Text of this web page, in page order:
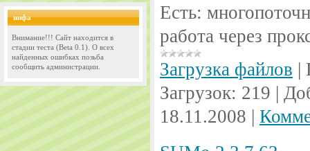
инфа
Внимание!!! Сайт находится в
стадии теста (Beta 0.1). О всех
найденных ошибках позьба
сообщить администрации.
Есть:
работа через
Загрузка файлов |
Загрузок: 219 |
18.11.2008 |